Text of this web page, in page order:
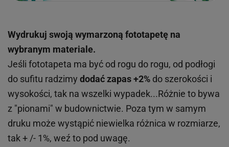
Wydrukuj swoją wymarzoną fototapetę na
wybranym materiale.
Jeśli fototapeta ma być od rogu do rogu, od podłogi
do sufitu radzimy dodać zapas +2% do szerokości i
wysokości, tak na wszelki wypadek...Różnie to bywa
z "pionami" w budownictwie. Poza tym w samym
druku może wystąpić niewielka różnica w rozmiarze,
tak + /- 1%, weź to pod uwagę.